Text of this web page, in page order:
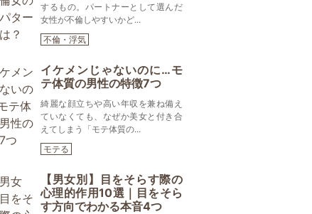
するもの。パートナーとして選んだ
女性が不倫しやすいかど...
不倫・浮気
イケメンじゃないのに…モ
テ体質の男性の特徴7つ
綺麗な顔立ちや高い年収を兼ね備え
ていなくても、なぜか美女と付き合
えてしまう「モテ体質の...
モテる
【男女別】目をそらす際の
心理的作用10選｜目をそら
す方向でわかる本音4つ